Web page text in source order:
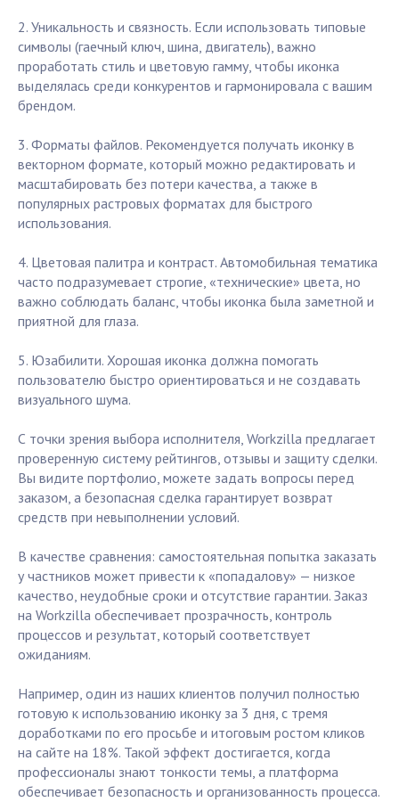
2. Уникальность и связность. Если использовать типовые
символы (гаечный ключ, шина, двигатель), важно
проработать стиль и цветовую гамму, чтобы иконка
выделялась среди конкурентов и гармонировала с вашим
брендом.
3. Форматы файлов. Рекомендуется получать иконку в
векторном формате, который можно редактировать и
масштабировать без потери качества, а также в
популярных растровых форматах для быстрого
использования.
4. Цветовая палитра и контраст. Автомобильная тематика
часто подразумевает строгие, «технические» цвета, но
важно соблюдать баланс, чтобы иконка была заметной и
приятной для глаза.
5. Юзабилити. Хорошая иконка должна помогать
пользователю быстро ориентироваться и не создавать
визуального шума.
С точки зрения выбора исполнителя, Workzilla предлагает
проверенную систему рейтингов, отзывы и защиту сделки.
Вы видите портфолио, можете задать вопросы перед
заказом, а безопасная сделка гарантирует возврат
средств при невыполнении условий.
В качестве сравнения: самостоятельная попытка заказать
у частников может привести к «попадалову» — низкое
качество, неудобные сроки и отсутствие гарантии. Заказ
на Workzilla обеспечивает прозрачность, контроль
процессов и результат, который соответствует
ожиданиям.
Например, один из наших клиентов получил полностью
готовую к использованию иконку за 3 дня, с тремя
доработками по его просьбе и итоговым ростом кликов
на сайте на 18%. Такой эффект достигается, когда
профессионалы знают тонкости темы, а платформа
обеспечивает безопасность и организованность процесса.